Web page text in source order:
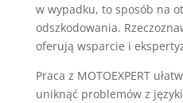
w wypadku, to sposób na
odszkodowania.
oferują wsparcie i
Praca z MOTOEXPERT
uniknąć problemów z